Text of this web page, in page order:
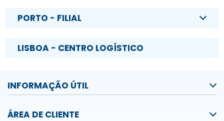
PORTO - FILIAL
LISBOA - CENTRO LOGÍSTICO
INFORMAÇÃO ÚTIL
ÁREA DE CLIENTE